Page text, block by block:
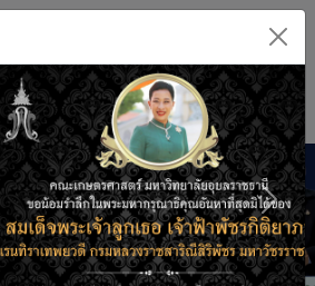
Next
สายด่วนคณบดี AG English
Next